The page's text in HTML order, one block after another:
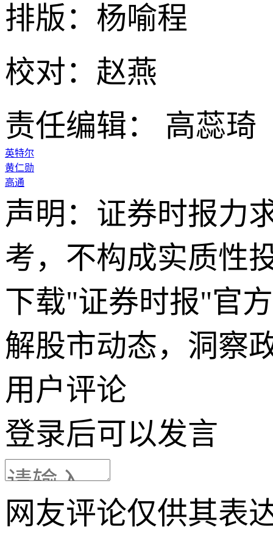
排版：杨喻程
校对：赵燕
责任编辑： 高蕊琦
英特尔
黄仁勋
高通
声明：证券时报力
考，不构成实质性
下载"证券时报"官
解股市动态，洞察
用户评论
登录后可以发言
网友评论仅供其表